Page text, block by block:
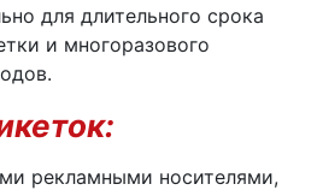
для длительного срока
и многоразового
рекламными носителями,